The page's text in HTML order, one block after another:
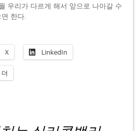
우리가 다르게 해서 앞으로 나아갈 수
한다.
X LinkedIn
더